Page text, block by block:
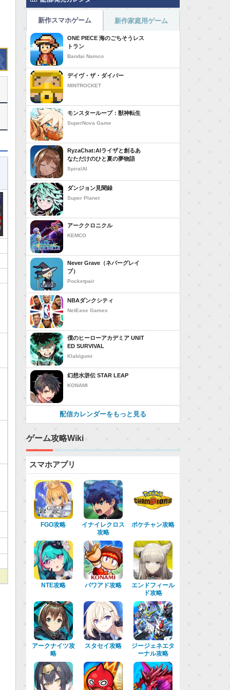
新作スマホゲーム 新作家庭用ゲーム
ONE PIECE 海のごちそうレス
トラン
Bandai Namco
デイヴ・ザ・ダイバー
MINTROCKET
モンスターループ：獣神転生
SuperNova Game
RyzaChat:AIライザと創るあ
なただけのひと夏の夢物語
SpiralAI
ダンジョン見聞録
Super Planet
アーククロニクル
KEMCO
Never Grave（ネバーグレイ
ブ）
Pocketpair
NBAダンクシティ
NetEase Games
僕のヒーローアカデミア UNIT
ED SURVIVAL
Klab/gumi
幻想水滸伝 STAR LEAP
KONAMI
配信カレンダーをもっと見る
ゲーム攻略Wiki
スマホアプリ
FGO攻略
イナイレクロス
攻略
ポケチャン攻略
NTE攻略 パワアド攻略
エンドフィール
ド攻略
アークナイツ攻
略
スタセイ攻略
ジージェネエタ
ーナル攻略